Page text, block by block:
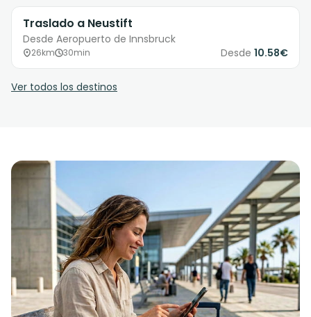
Traslado a Neustift
Desde Aeropuerto de Innsbruck
26km 30min Desde 10.58€
Ver todos los destinos